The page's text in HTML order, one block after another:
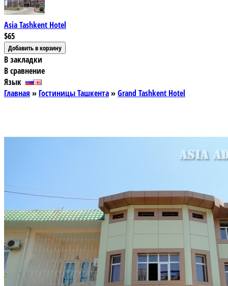
Asia Tashkent Hotel
$65
В закладки
В сравнение
Язык
Главная » Гостиницы Ташкента»Grand Tashkent Hotel